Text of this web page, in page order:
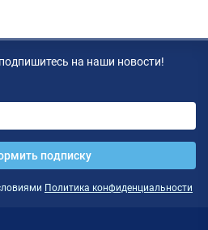
на наши новости!
подписку
Политика конфиденциальности